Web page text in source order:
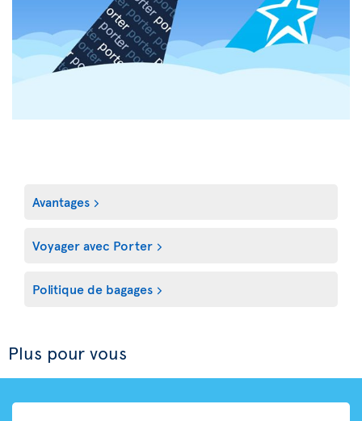
Avantages
Voyager avec Porter
Politique de bagages
Plus pour vous